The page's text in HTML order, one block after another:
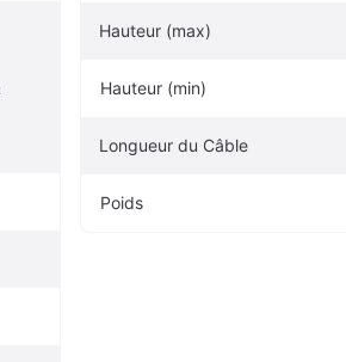
Hauteur (max)
Hauteur (min)
Longueur du Câble
Poids